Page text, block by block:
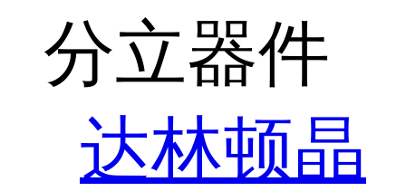
分立器件
达林顿晶